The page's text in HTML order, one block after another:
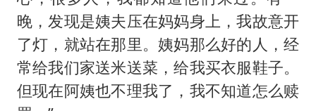
晚，发现是姨夫压在妈妈身上，我故意开
了灯，就站在那里。姨妈那么好的人，经
常给我们家送米送菜，给我买衣服鞋子。
但现在阿姨也不理我了，我不知道怎么赎